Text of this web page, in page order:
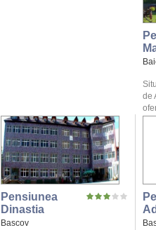
de
Pensiunea
Dinastia
Bascov